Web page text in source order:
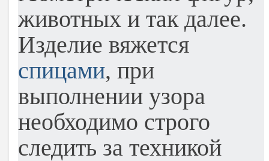
животных и так далее.
Изделие вяжется
спицами, при
выполнении узора
необходимо строго
следить за техникой